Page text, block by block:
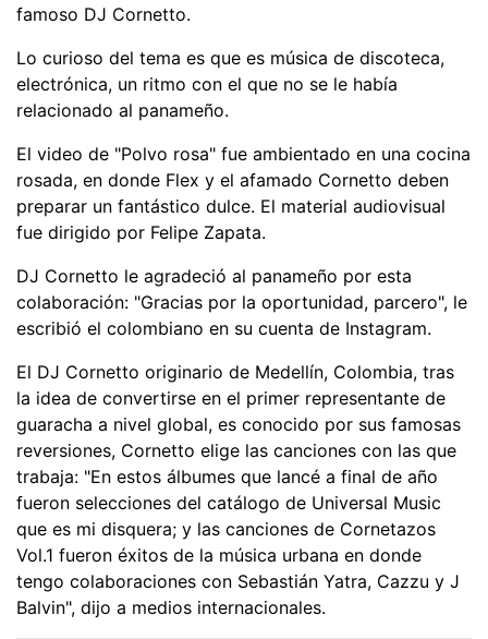
famoso DJ Cornetto.
Lo curioso del tema es que es música de discoteca,
electrónica, un ritmo con el que no se le había
relacionado al panameño.
El video de "Polvo rosa" fue ambientado en una cocina
rosada, en donde Flex y el afamado Cornetto deben
preparar un fantástico dulce. El material audiovisual
fue dirigido por Felipe Zapata.
DJ Cornetto le agradeció al panameño por esta
colaboración: "Gracias por la oportunidad, parcero", le
escribió el colombiano en su cuenta de Instagram.
El DJ Cornetto originario de Medellín, Colombia, tras
la idea de convertirse en el primer representante de
guaracha a nivel global, es conocido por sus famosas
reversiones, Cornetto elige las canciones con las que
trabaja: "En estos álbumes que lancé a final de año
fueron selecciones del catálogo de Universal Music
que es mi disquera; y las canciones de Cornetazos
Vol.1 fueron éxitos de la música urbana en donde
tengo colaboraciones con Sebastián Yatra, Cazzu y J
Balvin", dijo a medios internacionales.